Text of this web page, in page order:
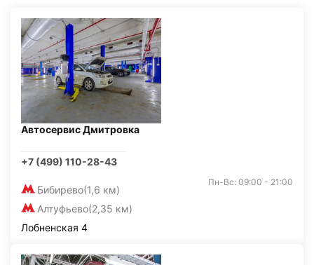
Автосервис Дмитровка
+7 (499) 110-28-43
Бибирево(1,6 км)
Алтуфьево(2,35 км)
Пн-Вс: 09:00 - 21:00
Лобненская 4